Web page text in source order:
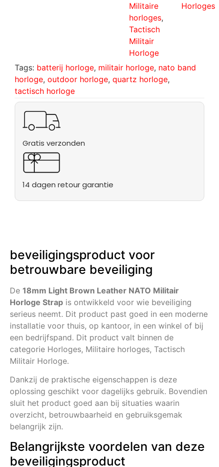
Militaire
horloges,
Tactisch
Militair
Horloge
Horloges
Tags: batterij horloge, militair horloge, nato band
horloge, outdoor horloge, quartz horloge,
tactisch horloge
Gratis verzonden
14 dagen retour garantie
beveiligingsproduct voor
betrouwbare beveiliging
De 18mm Light Brown Leather NATO Militair
Horloge Strap is ontwikkeld voor wie beveiliging
serieus neemt. Dit product past goed in een moderne
installatie voor thuis, op kantoor, in een winkel of bij
een bedrijfspand. Dit product valt binnen de
categorie Horloges, Militaire horloges, Tactisch
Militair Horloge.
Dankzij de praktische eigenschappen is deze
oplossing geschikt voor dagelijks gebruik. Bovendien
sluit het product goed aan bij situaties waarin
overzicht, betrouwbaarheid en gebruiksgemak
belangrijk zijn.
Belangrijkste voordelen van deze
beveiligingsproduct